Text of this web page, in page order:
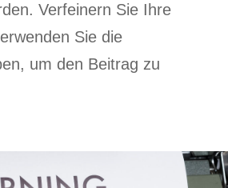
Verfeinern Sie Ihre
Sie die
um den Beitrag zu